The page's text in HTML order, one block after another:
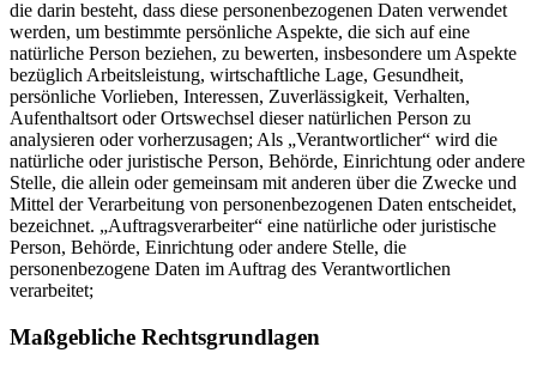
die darin besteht, dass diese personenbezogenen Daten verwendet
werden, um bestimmte persönliche Aspekte, die sich auf eine
natürliche Person beziehen, zu bewerten, insbesondere um Aspekte
bezüglich Arbeitsleistung, wirtschaftliche Lage, Gesundheit,
persönliche Vorlieben, Interessen, Zuverlässigkeit, Verhalten,
Aufenthaltsort oder Ortswechsel dieser natürlichen Person zu
analysieren oder vorherzusagen; Als „Verantwortlicher“ wird die
natürliche oder juristische Person, Behörde, Einrichtung oder andere
Stelle, die allein oder gemeinsam mit anderen über die Zwecke und
Mittel der Verarbeitung von personenbezogenen Daten entscheidet,
bezeichnet. „Auftragsverarbeiter“ eine natürliche oder juristische
Person, Behörde, Einrichtung oder andere Stelle, die
personenbezogene Daten im Auftrag des Verantwortlichen
verarbeitet;
Maßgebliche Rechtsgrundlagen